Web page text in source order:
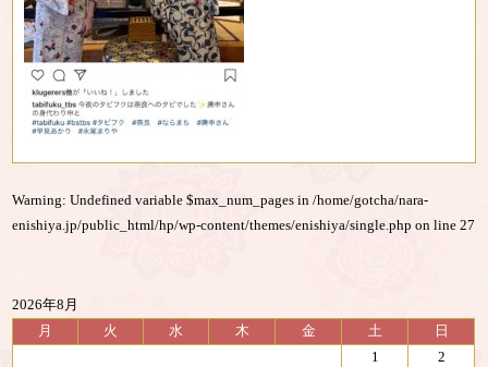
Warning: Undefined variable $max_num_pages in/home/gotcha/nara-
enishiya.jp/public_html/hp/wp-content/themes/enishiya/single.php on line27
2026年8月
月
火 水 木 金 土
日
1
2